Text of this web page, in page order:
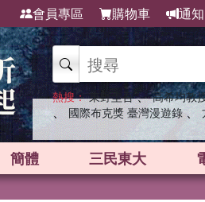
會員專區 購物車 通知
熱搜： 東野圭吾 、 高希均教
、 國際布克獎 臺灣漫遊錄 、
簡體 三民東大